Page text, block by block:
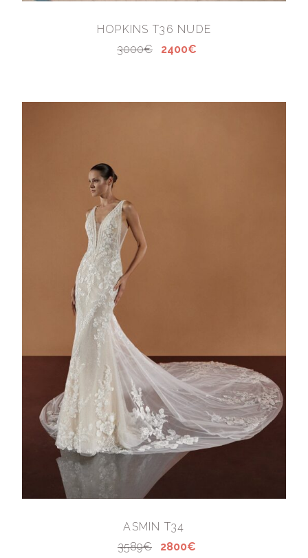
HOPKINS T36 NUDE
3000€
2400€
ASMIN T34
3589€
2800€